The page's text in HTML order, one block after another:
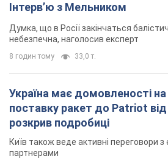
Інтерв’ю з Мельником
Думка, що в Росії закінчаться
небезпечна, наголосив експерт
8 годин тому 33,0 т.
Україна має домовленості
поставку ракет до Patriot
розкрив подробиці
Київ також веде активні переговори
партнерами